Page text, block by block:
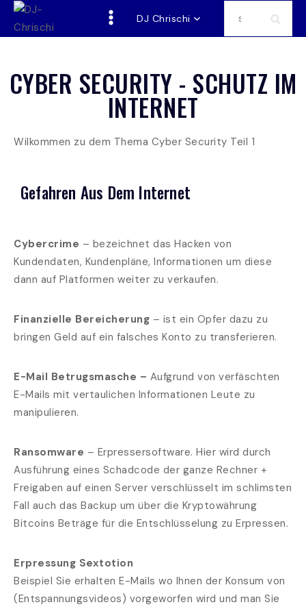
DJ Chrischi
CYBER SECURITY - SCHUTZ IM
INTERNET
Wilkommen zu dem Thema Cyber Security Teil 1
Gefahren Aus Dem Internet
Cybercrime – bezeichnet das Hacken von
Kundendaten, Kundenpläne, Informationen um diese
dann auf Platformen weiter zu verkaufen.
Finanzielle Bereicherung – ist ein Opfer dazu zu
bringen Geld auf ein falsches Konto zu transferieren.
E-Mail Betrugsmasche – Aufgrund von verfäschten
E-Mails mit vertaulichen Informationen Leute zu
manipulieren.
Ransomware – Erpressersoftware. Hier wird durch
Ausführung eines Schadcode der ganze Rechner +
Freigaben auf einen Server verschlüsselt im schlimsten
Fall auch das Backup um über die Kryptowährung
Bitcoins Beträge für die Entschlüsselung zu Erpressen.
Erpressung Sextotion
Beispiel Sie erhalten E-Mails wo Ihnen der Konsum von
(Entspannungsvideos) vorgeworfen wird und man Sie